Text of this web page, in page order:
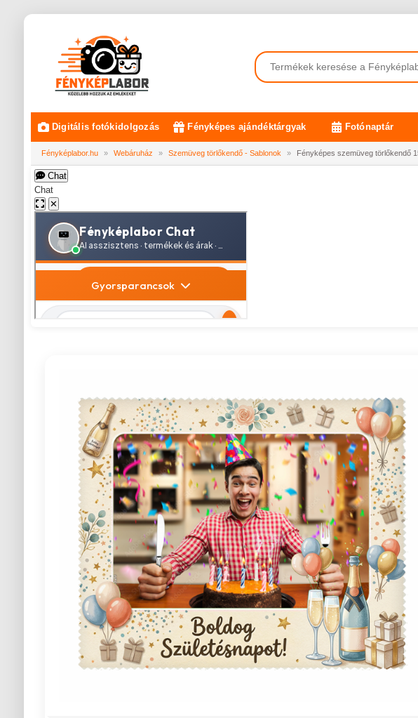
Digitális fotókidolgozás Fényképes ajándéktárgyak Fotónaptár
Fényképlabor.hu » Webáruház » Szemüveg törlőkendő - Sablonok » Fényképes szemüveg törlőkendő
Chat
Chat
✕